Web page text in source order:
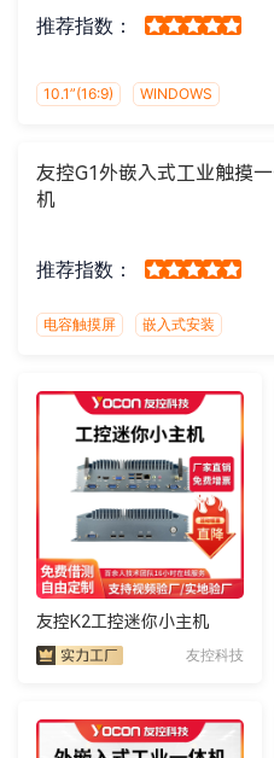
红外触摸屏
推荐指数：
10.1”(16:9) WINDOWS
友控G1外嵌入式工业触摸
机
推荐指数：
电容触摸屏 嵌入式安装
友控K2工控迷你小主机
友控科技